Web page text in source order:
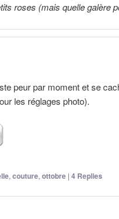
roses (mais quelle galère
peur par moment et se
les réglages photo).
, couture, ottobre | 4 Replies